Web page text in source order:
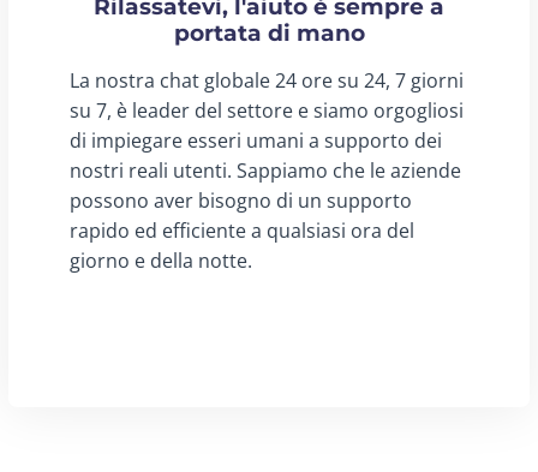
Rilassatevi, l'aiuto è sempre a
portata di mano
La nostra chat globale 24 ore su 24, 7 giorni
su 7, è leader del settore e siamo orgogliosi
di impiegare esseri umani a supporto dei
nostri reali utenti. Sappiamo che le aziende
possono aver bisogno di un supporto
rapido ed efficiente a qualsiasi ora del
giorno e della notte.